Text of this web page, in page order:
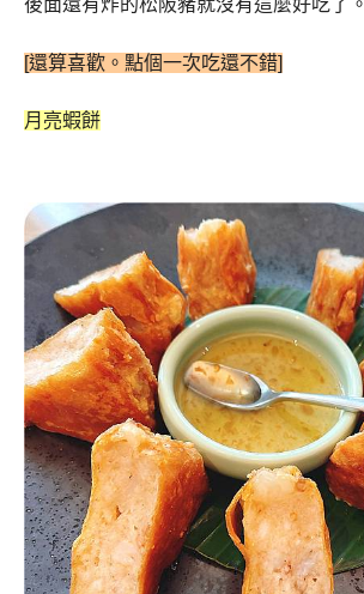
[還算喜歡。點個一次吃還不錯]
月亮蝦餅